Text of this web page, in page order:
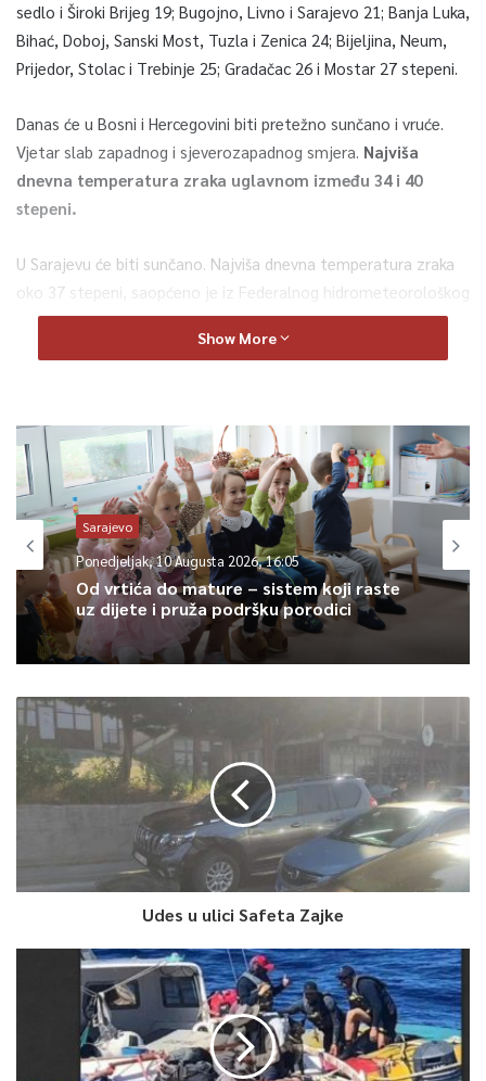
sedlo i Široki Brijeg 19; Bugojno, Livno i Sarajevo 21; Banja Luka,
Bihać, Doboj, Sanski Most, Tuzla i Zenica 24; Bijeljina, Neum,
Prijedor, Stolac i Trebinje 25; Gradačac 26 i Mostar 27 stepeni.
Danas će u Bosni i Hercegovini biti pretežno sunčano i vruće.
Vjetar slab zapadnog i sjeverozapadnog smjera. Najviša
dnevna temperatura zraka uglavnom između 34 i 40
stepeni.
U Sarajevu će biti sunčano. Najviša dnevna temperatura zraka
oko 37 stepeni, saopćeno je iz Federalnog hidrometeorološkog
zavoda BiH.
Article Rating
Show More
Sarajevo
Ponedjeljak, 10 Augusta 2026, 16:05
Od vrtića do mature – sistem koji raste
uz dijete i pruža podršku porodici
Udes u ulici Safeta Zajke